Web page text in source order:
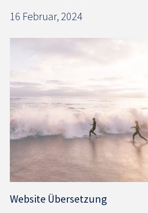
16 Februar, 2024
Website Übersetzung